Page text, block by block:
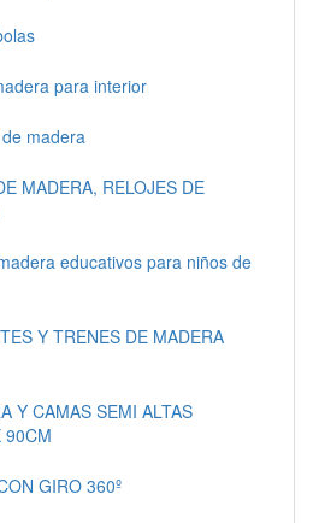
para interior
madera
MADERA, RELOJES DE
educativos para niños de
Y TRENES DE MADERA
Y CAMAS SEMI ALTAS
90CM
GIRO 360º